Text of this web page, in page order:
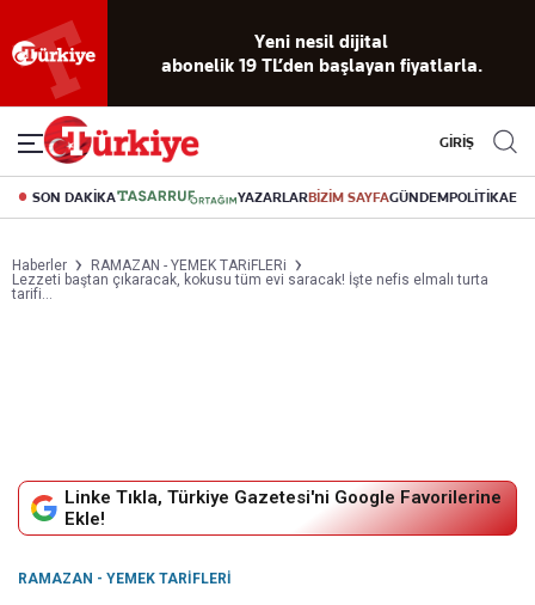
Yeni nesil dijital
abonelik 19 TL’den başlayan fiyatlarla.
GİRİŞ
SON DAKİKA YAZARLARBİZİM SAYFAGÜNDEMPOLİTİKA
Haberler
RAMAZAN - YEMEK TARiFLERi
Lezzeti baştan çıkaracak, kokusu tüm evi saracak! İşte nefis elmalı turta
tarifi…
Linke Tıkla, Türkiye Gazetesi'ni Google Favorilerine
Ekle!
RAMAZAN - YEMEK TARIFLERI